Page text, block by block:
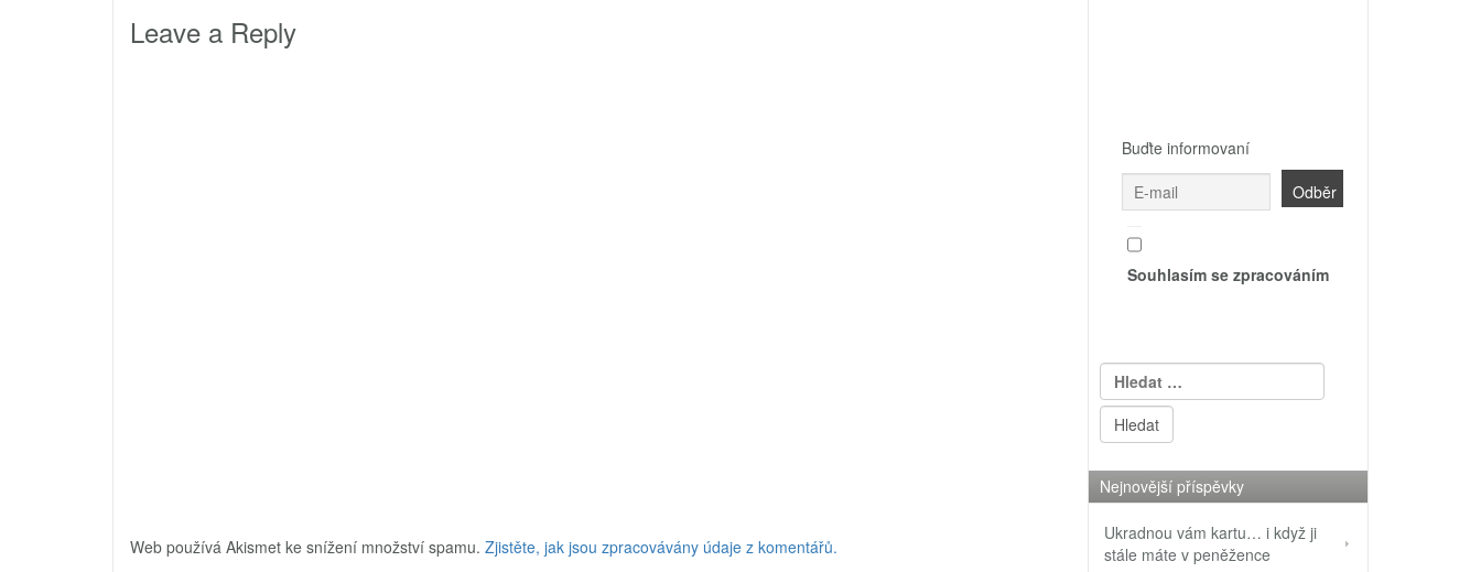
Leave a Reply
Web používá Akismet ke snížení množství spamu. Zjistěte, jak jsou zpracovávány údaje z komentářů.
Buďte informovaní
Souhlasím se zpracováním
Vyhledávání
Nejnovější příspěvky
Ukradnou vám kartu… i když ji
stále máte v peněžence